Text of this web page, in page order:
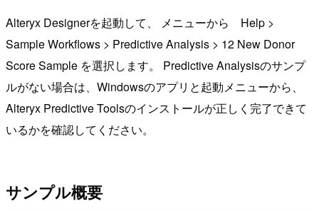
Alteryx Designerを起動して、 メニューから Help >
Sample Workflows > Predictive Analysis > 12 New Donor
Score Sample を選択します。 Predictive Analysisのサンプ
ルがない場合は、Windowsのアプリと起動メニューから、
Alteryx Predictive Toolsのインストールが正しく完了できて
いるかを確認してください。
サンプル概要